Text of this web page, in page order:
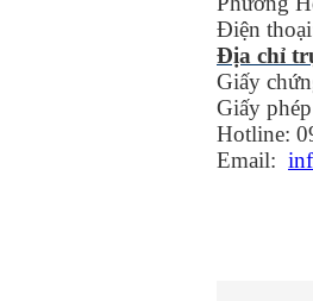
Điện
Địa chỉ
Giấy
Giấy
Email: